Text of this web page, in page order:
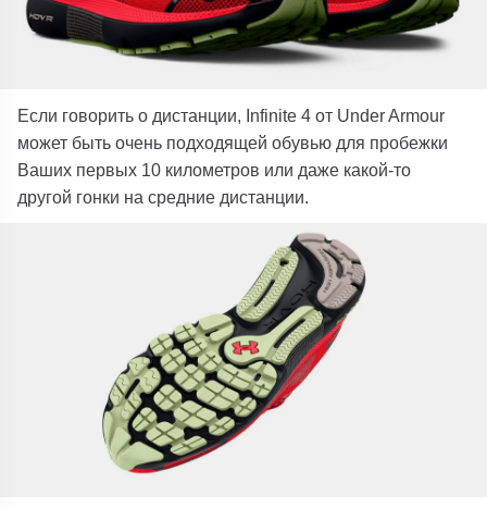
Если говорить о дистанции, Infinite 4 от Under Armour
может быть очень подходящей обувью для пробежки
Ваших первых 10 километров или даже какой-то
другой гонки на средние дистанции.